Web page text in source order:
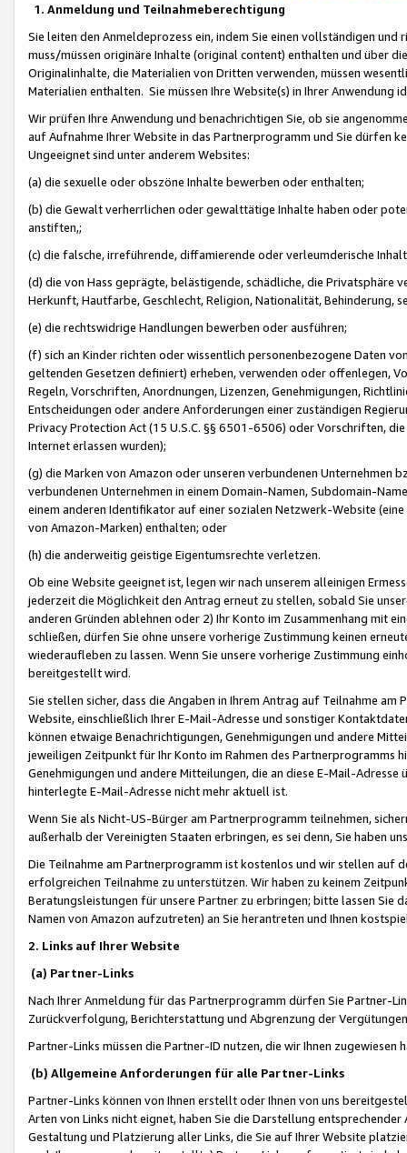
1. Anmeldung und Teilnahmeberechtigung
Sie leiten den Anmeldeprozess ein, indem Sie einen vollständigen
muss/müssen originäre Inhalte (original content) enthalten und über
Originalinhalte, die Materialien von Dritten verwenden, müssen
Materialien enthalten. Sie müssen Ihre Website(s) in Ihrer Anwendung
Wir prüfen Ihre Anwendung und benachrichtigen Sie, ob sie
auf Aufnahme Ihrer Website in das Partnerprogramm und Sie dürfen
Ungeeignet sind unter anderem Websites:
(a) die sexuelle oder obszöne Inhalte bewerben oder enthalten;
(b) die Gewalt verherrlichen oder gewalttätige Inhalte haben oder
anstiften,;
(c) die falsche, irreführende, diffamierende oder verleumderische
(d) die von Hass geprägte, belästigende, schädliche, die Privatsphäre
Herkunft, Hautfarbe, Geschlecht, Religion, Nationalität, Behinderung,
(e) die rechtswidrige Handlungen bewerben oder ausführen;
(f) sich an Kinder richten oder wissentlich personenbezogene Daten
geltenden Gesetzen definiert) erheben, verwenden oder offenlegen,
Regeln, Vorschriften, Anordnungen, Lizenzen, Genehmigungen,
Entscheidungen oder andere Anforderungen einer zuständigen
Privacy Protection Act (15 U.S.C. §§ 6501-6506) oder Vorschriften,
Internet erlassen wurden);
(g) die Marken von Amazon oder unseren verbundenen Unternehmen
verbundenen Unternehmen in einem Domain-Namen, Subdomain-
einem anderen Identifikator auf einer sozialen Netzwerk-Website
von Amazon-Marken) enthalten; oder
(h) die anderweitig geistige Eigentumsrechte verletzen.
Ob eine Website geeignet ist, legen wir nach unserem alleinigen
jederzeit die Möglichkeit den Antrag erneut zu stellen, sobald Sie
anderen Gründen ablehnen oder 2) Ihr Konto im Zusammenhang mit
schließen, dürfen Sie ohne unsere vorherige Zustimmung keinen
wiederaufleben zu lassen. Wenn Sie unsere vorherige Zustimmung
bereitgestellt wird.
Sie stellen sicher, dass die Angaben in Ihrem Antrag auf Teilnahme
Website, einschließlich Ihrer E-Mail-Adresse und sonstiger
können etwaige Benachrichtigungen, Genehmigungen und andere
jeweiligen Zeitpunkt für Ihr Konto im Rahmen des Partnerprogramms
Genehmigungen und andere Mitteilungen, die an diese E-Mail-
hinterlegte E-Mail-Adresse nicht mehr aktuell ist.
Wenn Sie als Nicht-US-Bürger am Partnerprogramm teilnehmen,
außerhalb der Vereinigten Staaten erbringen, es sei denn, Sie haben
Die Teilnahme am Partnerprogramm ist kostenlos und wir stellen auf
erfolgreichen Teilnahme zu unterstützen. Wir haben zu keinem
Beratungsleistungen für unsere Partner zu erbringen; bitte lassen Sie
Namen von Amazon aufzutreten) an Sie herantreten und Ihnen
2. Links auf Ihrer Website
(a) Partner-Links
Nach Ihrer Anmeldung für das Partnerprogramm dürfen Sie Partner-
Zurückverfolgung, Berichterstattung und Abgrenzung der
Partner-Links müssen die Partner-ID nutzen, die wir Ihnen zugewiesen
(b) Allgemeine Anforderungen für alle Partner-Links
Partner-Links können von Ihnen erstellt oder Ihnen von uns
Arten von Links nicht eignet, haben Sie die Darstellung
Gestaltung und Platzierung aller Links, die Sie auf Ihrer Website